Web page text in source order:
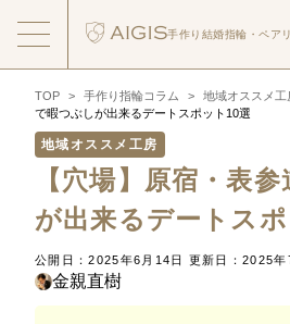
手作り結婚指輪・ ペア
TOP > 手作り指輪コラム > 地域オススメ工
で暇つぶしが出来るデートスポット10選
地域オススメ工房
【穴場】原宿・表
が出来るデートス
公開日：2025年6月14日 更新日：2025年
金親直樹